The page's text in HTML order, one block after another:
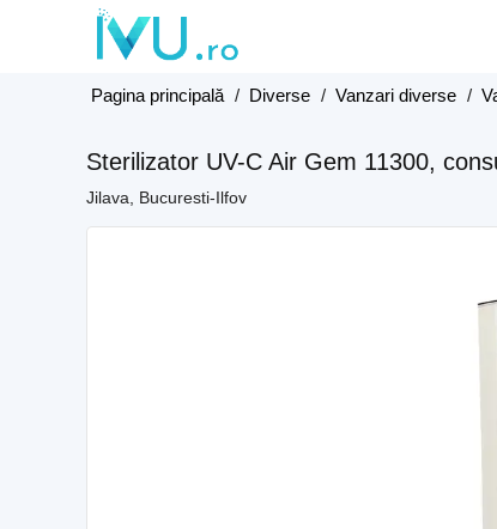
Pagina principală / Diverse / Vanzari diverse /
Sterilizator UV-C Air Gem 11300,
Jilava, Bucuresti-Ilfov